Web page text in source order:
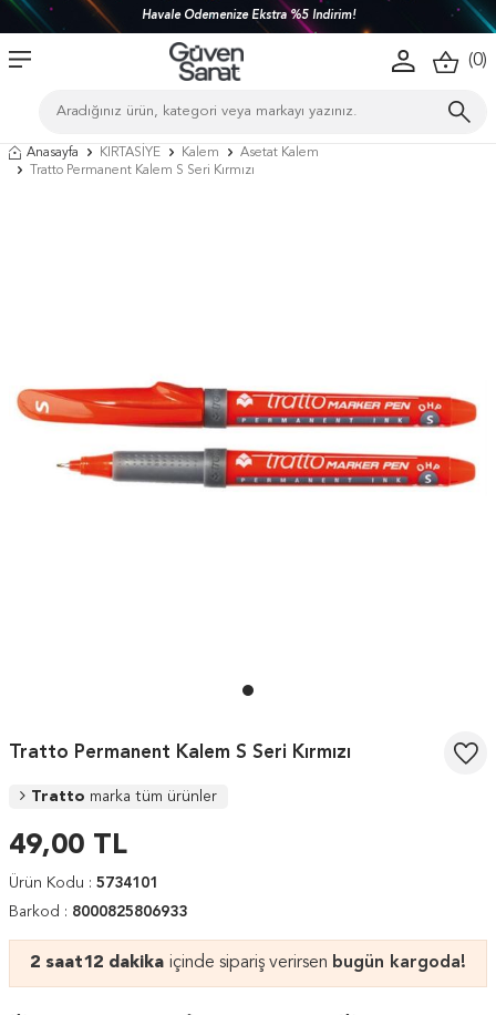
Havale Ödemenize Ekstra %5 İndirim!
(0)
Anasayfa KIRTASİYE Kalem
Asetat Kalem
Tratto Permanent Kalem S Seri Kırmızı
Tratto Permanent Kalem S Seri Kırmızı
Tratto marka tüm ürünler
49,00 TL
Ürün Kodu : 5734101
Barkod : 8000825806933
2 saat12 dakika içinde sipariş verirsen bugün kargoda!